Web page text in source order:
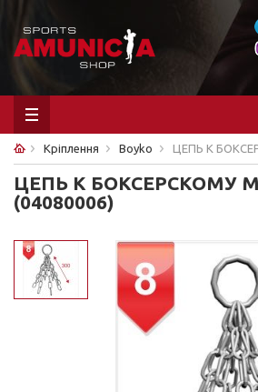
Кріплення Boyko ЦЕПЬ К
ЦЕПЬ К БОКСЕРСКОМУ
(04080006)